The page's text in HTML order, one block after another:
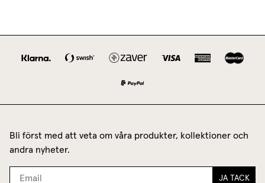
Bli först med att veta om våra produkter, kollektioner och
andra nyheter.
JA TACK